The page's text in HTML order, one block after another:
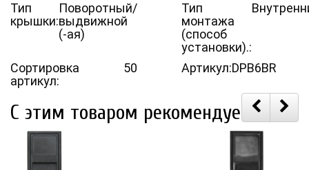
Тип
крышки:
Поворотный/
выдвижной
(-ая)
Тип
монтажа
(способ
установки).:
Сортировка
артикул:
50 Артикул:DPB6BR
С этим товаром рекомендуем